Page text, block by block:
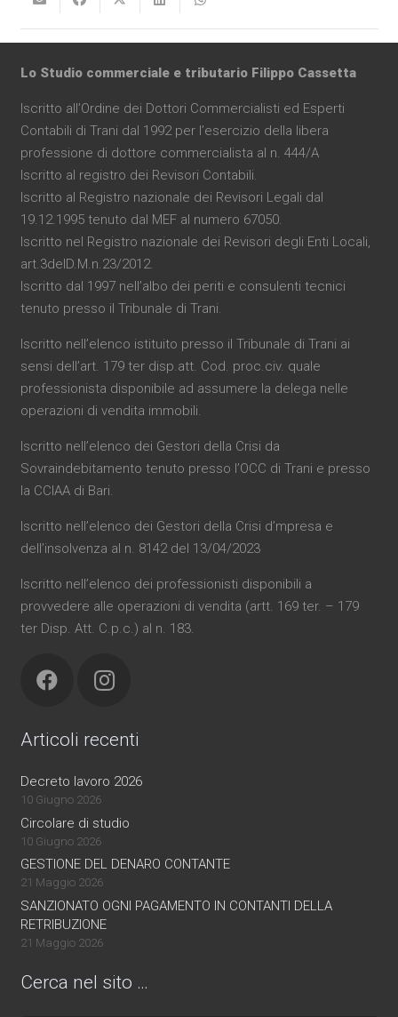
Lo Studio commerciale e tributario Filippo Cassetta
Iscritto all’Ordine dei Dottori Commercialisti ed Esperti
Contabili di Trani dal 1992 per l’esercizio della libera
professione di dottore commercialista al n. 444/A
Iscritto al registro dei Revisori Contabili.
Iscritto al Registro nazionale dei Revisori Legali dal
19.12.1995 tenuto dal MEF al numero 67050.
Iscritto nel Registro nazionale dei Revisori degli Enti Locali,
art.3delD.M.n.23/2012.
Iscritto dal 1997 nell’albo dei periti e consulenti tecnici
tenuto presso il Tribunale di Trani.
Iscritto nell’elenco istituito presso il Tribunale di Trani ai
sensi dell’art. 179 ter disp.att. Cod. proc.civ. quale
professionista disponibile ad assumere la delega nelle
operazioni di vendita immobili.
Iscritto nell’elenco dei Gestori della Crisi da
Sovraindebitamento tenuto presso l’OCC di Trani e presso
la CCIAA di Bari.
Iscritto nell’elenco dei Gestori della Crisi d’mpresa e
dell’insolvenza al n. 8142 del 13/04/2023
Iscritto nell’elenco dei professionisti disponibili a
provvedere alle operazioni di vendita (artt. 169 ter. – 179
ter Disp. Att. C.p.c.) al n. 183.
Articoli recenti
Decreto lavoro 2026
10 Giugno 2026
Circolare di studio
10 Giugno 2026
GESTIONE DEL DENARO CONTANTE
21 Maggio 2026
SANZIONATO OGNI PAGAMENTO IN CONTANTI DELLA
RETRIBUZIONE
21 Maggio 2026
Cerca nel sito …